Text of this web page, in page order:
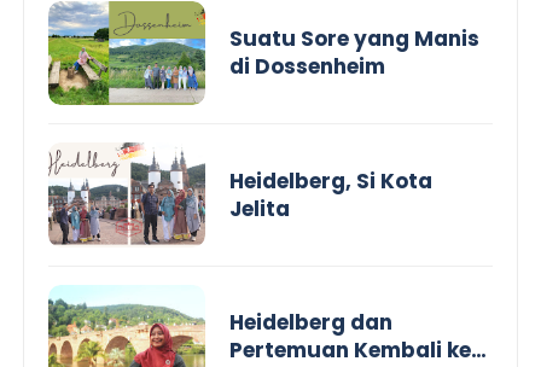
Suatu Sore yang Manis
di Dossenheim
Heidelberg, Si Kota
Jelita
Heidelberg dan
Pertemuan Kembali ke